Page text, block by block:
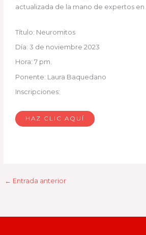
actualizada de la mano de expertos en
Título: Neuromitos
Día: 3 de noviembre 2023
Hora: 7 pm.
Ponente: Laura Baquedano
Inscripciones:
HAZ CLIC AQUÍ
← Entrada anterior